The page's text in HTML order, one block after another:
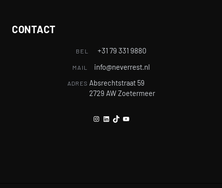
CONTACT
BEL +31 79 331 9880
MAIL info@neverrest.nl
ADRES Absrechtstraat 59
2729 AW Zoetermeer
Instagram
LinkedIn
TikTokYouTube